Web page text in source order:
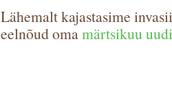
Lähemalt kajastasime
eelnõud omamärtsikuu